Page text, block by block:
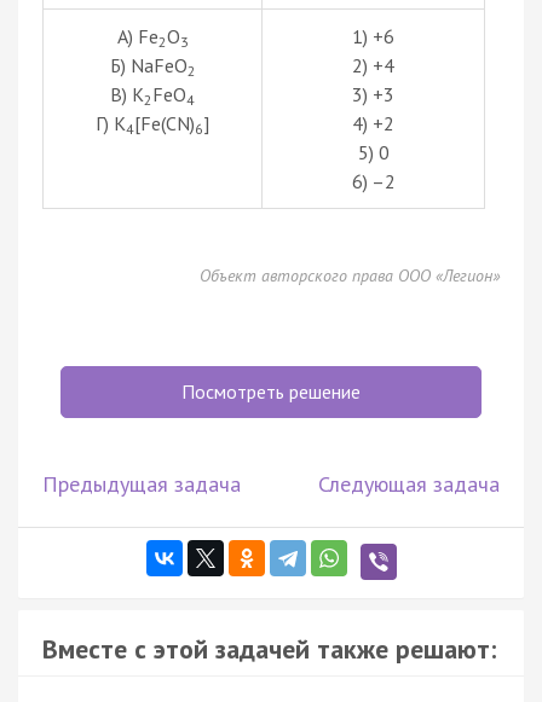
А) Fe2O3
Б) NaFeO2
В) K2 FeO4
Г) K4[Fe(CN)6]
1) +6
2) +4
3) +3
4) +2
5) 0
6) –2
Объект авторского права ООО «Легион»
Посмотреть решение
Предыдущая задача Следующая задача
Вместе с этой задачей также решают: